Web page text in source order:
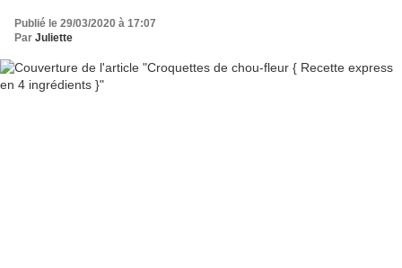
Publié le 29/03/2020 à 17:07
Par Juliette